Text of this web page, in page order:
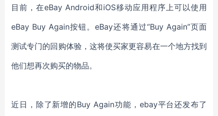
目前，在eBay Android和iOS移动应用程序上可以使用
eBay Buy Again按钮。eBay还将通过“Buy Again”页面
测试专门的回购体验，这将使买家更容易在一个地方找到
他们想再次购买的物品。
近日，除了新增的Buy Again功能，ebay平台还发布了